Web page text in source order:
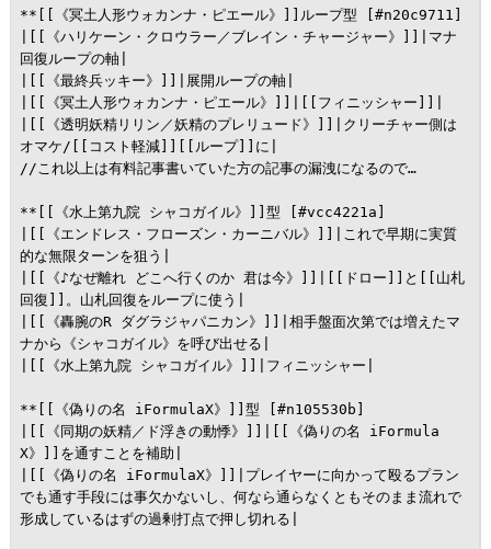
**[[《冥土人形ウォカンナ・ピエール》]]ループ型 [#n20c9711]
|[[《ハリケーン・クロウラー／ブレイン・チャージャー》]]|マナ
回復ループの軸|
|[[《最終兵ッキー》]]|展開ループの軸|
|[[《冥土人形ウォカンナ・ピエール》]]|[[フィニッシャー]]|
|[[《透明妖精リリン／妖精のプレリュード》]]|クリーチャー側は
オマケ/[[コスト軽減]][[ループ]]に|
//これ以上は有料記事書いていた方の記事の漏洩になるので…
**[[《水上第九院 シャコガイル》]]型 [#vcc4221a]
|[[《エンドレス・フローズン・カーニバル》]]|これで早期に実質
的な無限ターンを狙う|
|[[《♪なぜ離れ どこへ行くのか 君は今》]]|[[ドロー]]と[[山札
回復]]。山札回復をループに使う|
|[[《轟腕のR ダグラジャパニカン》]]|相手盤面次第では増えたマ
ナから《シャコガイル》を呼び出せる|
|[[《水上第九院 シャコガイル》]]|フィニッシャー|
**[[《偽りの名 iFormulaX》]]型 [#n105530b]
|[[《同期の妖精／ド浮きの動悸》]]|[[《偽りの名 iFormula
X》]]を通すことを補助|
|[[《偽りの名 iFormulaX》]]|プレイヤーに向かって殴るプラン
でも通す手段には事欠かないし、何なら通らなくともそのまま流れで
形成しているはずの過剰打点で押し切れる|